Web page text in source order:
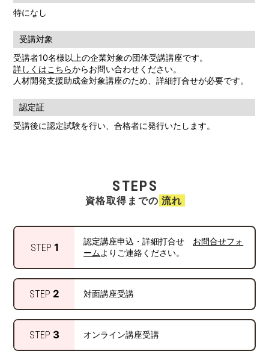
特になし
受講対象
受講者10名様以上の企業対象の団体受講講座です。
詳しくはこちらからお問い合わせください。
人材開発支援助成金対象講座のため、詳細打合せが必要です。
認定証
受講後に認定試験を行い、合格者に発行いたします。
STEPS
資格取得までの 流れ
STEP 1 認定講座申込・詳細打合せ お問合せフォ
ームよりご連絡ください。
STEP 2 対面講座受講
STEP 3 オンライン講座受講